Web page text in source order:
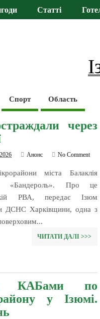
Статті
Спорт Область
через
Анонс No Comment
міста Балаклія
«Бандероль». Про це
РВА, передає Ізюм
ДСНС Харківщини, одна з
ЧИТАТИ ДАЛІ >>>
КАБами по
у Ізюмі.